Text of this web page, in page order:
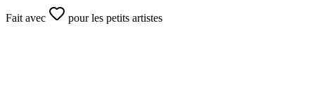
Fait avec pour les petits artistes